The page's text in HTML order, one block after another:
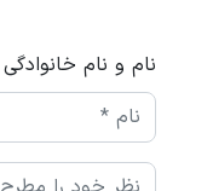
نام و نام خانوادگی